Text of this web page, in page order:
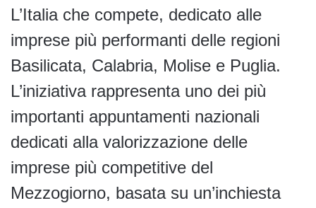
L’Italia che compete, dedicato alle
imprese più performanti delle regioni
Basilicata, Calabria, Molise e Puglia.
L’iniziativa rappresenta uno dei più
importanti appuntamenti nazionali
dedicati alla valorizzazione delle
imprese più competitive del
Mezzogiorno, basata su un’inchiesta